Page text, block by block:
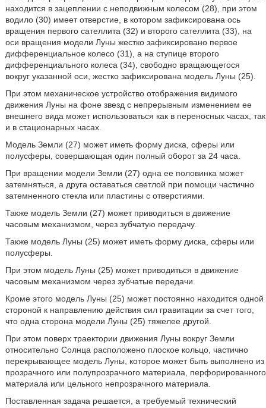
находится в зацеплении с неподвижным колесом (28), при этом
водило (30) имеет отверстие, в котором зафиксирована ось
вращения первого сателлита (32) и второго сателлита (33), на
оси вращения модели Луны жестко зафиксировано первое
дифференциальное колесо (31), а на ступице второго
дифференциального колеса (34), свободно вращающегося
вокруг указанной оси, жестко зафиксирована модель Луны (25).
При этом механическое устройство отображения видимого
движения Луны на фоне звезд с непрерывным изменением ее
внешнего вида может использоваться как в переносных часах, так
и в стационарных часах.
Модель Земли (27) может иметь форму диска, сферы или
полусферы, совершающая один полный оборот за 24 часа.
При вращении модели Земли (27) одна ее половинка может
затемняться, а друга оставаться светлой при помощи частично
затемненного стекла или пластины с отверстиями.
Также модель Земли (27) может приводиться в движение
часовым механизмом, через зубчатую передачу.
Также модель Луны (25) может иметь форму диска, сферы или
полусферы.
При этом модель Луны (25) может приводиться в движение
часовым механизмом через зубчатые передачи.
Кроме этого модель Луны (25) может постоянно находится одной
стороной к направлению действия сил гравитации за счет того,
что одна сторона модели Луны (25) тяжелее другой.
При этом поверх траектории движения Луны вокруг Земли
относительно Солнца расположено плоское кольцо, частично
перекрывающее модель Луны, которое может быть выполнено из
прозрачного или полупрозрачного материала, перфорированного
материала или цельного непрозрачного материала.
Поставленная задача решается, а требуемый технический